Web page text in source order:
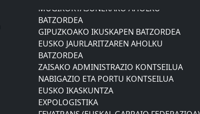
BATZORDEA
GIPUZKOAKO IKUSKAPEN BATZORDEA
EUSKO JAURLARITZAREN AHOLKU
BATZORDEA
ZAISAKO ADMINISTRAZIO KONTSEILUA
NABIGAZIO ETA PORTU KONTSEILUA
EUSKO IKASKUNTZA
EXPOLOGISTIKA
FEVATRANS (EUSKAL GARRAIO FEDERAZIOA)